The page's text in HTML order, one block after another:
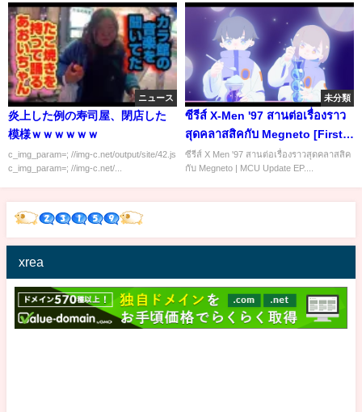
ニュース
炎上した例の寿司屋、閉店した
模様ｗｗｗｗｗｗ
c_img_param=; //img-c.net/output/site/42.js
c_img_param=; //img-c.net/...
未分類
ซีรีส์ X-Men '97 สานต่อเรื่องราว
สุดคลาสสิคกับ Megneto [First
Look] | MCU Update EP.103
ซีรีส์ X Men '97 สานต่อเรื่องราวสุดคลาสสิค
กับ Megneto | MCU Update EP....
xrea